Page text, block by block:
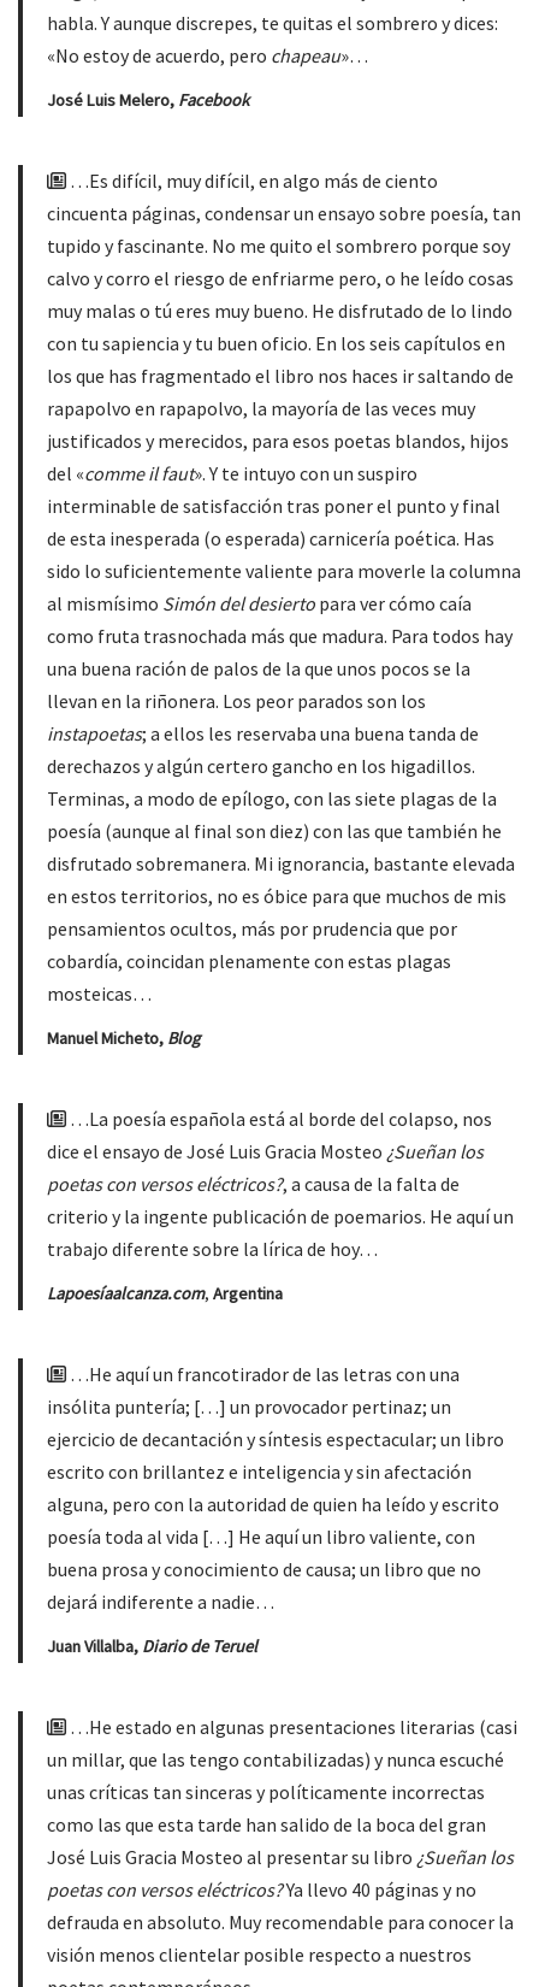
habla. Y aunque discrepes, te quitas el sombrero y dices:
«No estoy de acuerdo, pero chapeau»…
José Luis Melero, Facebook
…Es difícil, muy difícil, en algo más de ciento
cincuenta páginas, condensar un ensayo sobre poesía, tan
tupido y fascinante. No me quito el sombrero porque soy
calvo y corro el riesgo de enfriarme pero, o he leído cosas
muy malas o tú eres muy bueno. He disfrutado de lo lindo
con tu sapiencia y tu buen oficio. En los seis capítulos en
los que has fragmentado el libro nos haces ir saltando de
rapapolvo en rapapolvo, la mayoría de las veces muy
justificados y merecidos, para esos poetas blandos, hijos
del «comme il faut». Y te intuyo con un suspiro
interminable de satisfacción tras poner el punto y final
de esta inesperada (o esperada) carnicería poética. Has
sido lo suficientemente valiente para moverle la columna
al mismísimo Simón del desierto para ver cómo caía
como fruta trasnochada más que madura. Para todos hay
una buena ración de palos de la que unos pocos se la
llevan en la riñonera. Los peor parados son los
instapoetas; a ellos les reservaba una buena tanda de
derechazos y algún certero gancho en los higadillos.
Terminas, a modo de epílogo, con las siete plagas de la
poesía (aunque al final son diez) con las que también he
disfrutado sobremanera. Mi ignorancia, bastante elevada
en estos territorios, no es óbice para que muchos de mis
pensamientos ocultos, más por prudencia que por
cobardía, coincidan plenamente con estas plagas
mosteicas…
Manuel Micheto, Blog
…La poesía española está al borde del colapso, nos
dice el ensayo de José Luis Gracia Mosteo ¿Sueñan los
poetas con versos eléctricos?, a causa de la falta de
criterio y la ingente publicación de poemarios. He aquí un
trabajo diferente sobre la lírica de hoy…
Lapoesíaalcanza.com, Argentina
…He aquí un francotirador de las letras con una
insólita puntería; […] un provocador pertinaz; un
ejercicio de decantación y síntesis espectacular; un libro
escrito con brillantez e inteligencia y sin afectación
alguna, pero con la autoridad de quien ha leído y escrito
poesía toda al vida […] He aquí un libro valiente, con
buena prosa y conocimiento de causa; un libro que no
dejará indiferente a nadie…
Juan Villalba, Diario de Teruel
…He estado en algunas presentaciones literarias (casi
un millar, que las tengo contabilizadas) y nunca escuché
unas críticas tan sinceras y políticamente incorrectas
como las que esta tarde han salido de la boca del gran
José Luis Gracia Mosteo al presentar su libro ¿Sueñan los
poetas con versos eléctricos?Ya llevo 40 páginas y no
defrauda en absoluto. Muy recomendable para conocer la
visión menos clientelar posible respecto a nuestros